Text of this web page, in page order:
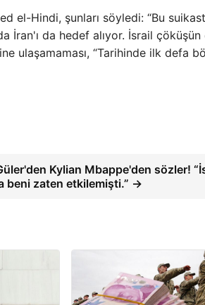
el-Hindi, şunları söyledi: “Bu
İran'ı da hedef alıyor. İsrail çöküşün
ulaşamaması, “Tarihinde ilk defa
Kylian Mbappe'den sözler!
beni zaten etkilemişti.” →